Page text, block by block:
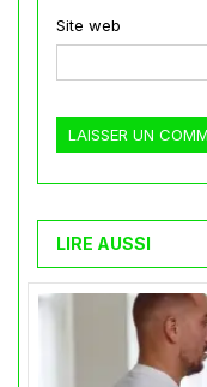
Site web
LIRE AUSSI